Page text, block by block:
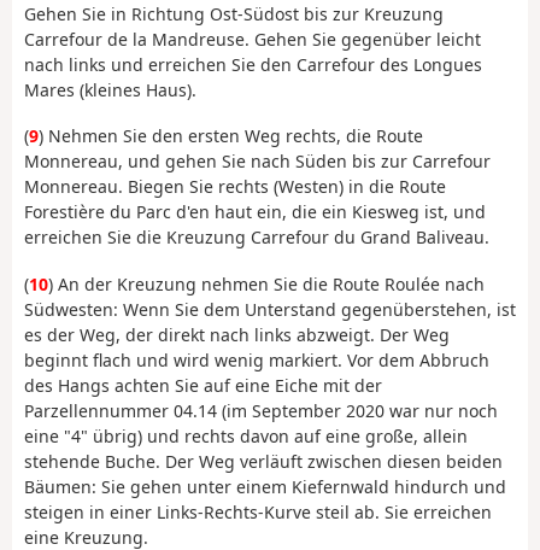
Gehen Sie in Richtung Ost-Südost bis zur Kreuzung
Carrefour de la Mandreuse. Gehen Sie gegenüber leicht
nach links und erreichen Sie den Carrefour des Longues
Mares (kleines Haus).
(9) Nehmen Sie den ersten Weg rechts, die Route
Monnereau, und gehen Sie nach Süden bis zur Carrefour
Monnereau. Biegen Sie rechts (Westen) in die Route
Forestière du Parc d'en haut ein, die ein Kiesweg ist, und
erreichen Sie die Kreuzung Carrefour du Grand Baliveau.
(10) An der Kreuzung nehmen Sie die Route Roulée nach
Südwesten: Wenn Sie dem Unterstand gegenüberstehen, ist
es der Weg, der direkt nach links abzweigt. Der Weg
beginnt flach und wird wenig markiert. Vor dem Abbruch
des Hangs achten Sie auf eine Eiche mit der
Parzellennummer 04.14 (im September 2020 war nur noch
eine "4" übrig) und rechts davon auf eine große, allein
stehende Buche. Der Weg verläuft zwischen diesen beiden
Bäumen: Sie gehen unter einem Kiefernwald hindurch und
steigen in einer Links-Rechts-Kurve steil ab. Sie erreichen
eine Kreuzung.